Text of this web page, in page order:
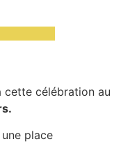
cette célébration au
place